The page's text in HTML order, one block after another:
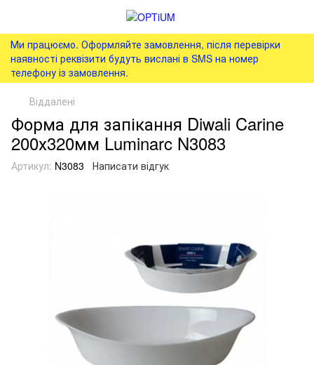
Ми працюємо. Оформляйте замовлення, після перевірки
наявності реквізити будуть вислані в SMS на номер
телефону із замовлення.
Віддалені
Форма для запікання Diwali Carine
200х320мм Luminarc N3083
Артикул: N3083 Написати відгук